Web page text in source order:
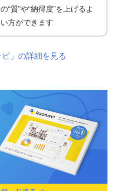
“質”や“納得度”を上げるよ
方ができます
」の詳細を見る